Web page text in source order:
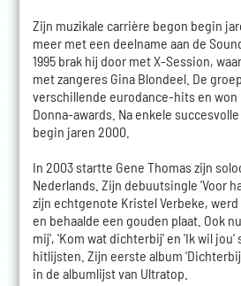
Zijn muzikale carrière begon begin
meer met een deelname aan de
1995 brak hij door met X-Session,
met zangeres Gina Blondeel. De
verschillende eurodance-hits en won
Donna-awards. Na enkele
begin jaren 2000.
In 2003 startte Gene Thomas zijn
Nederlands. Zijn debuutsingle 'Voor
zijn echtgenote Kristel Verbeke,
en behaalde een gouden plaat. Ook
mij', 'Kom wat dichterbij' en 'Ik wil jou'
hitlijsten. Zijn eerste album
in de albumlijst van Ultratop.